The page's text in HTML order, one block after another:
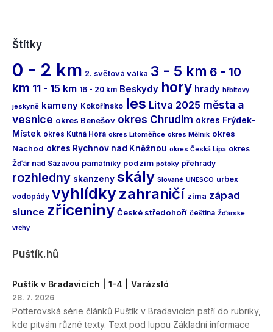
Štítky
0 - 2 km 2. světová válka 3 - 5 km 6 - 10
km 11 - 15 km 16 - 20 km Beskydy hory hrady hřbitovy
jeskyně kameny Kokořínsko les Litva 2025 města a
vesnice okres Benešov okres Chrudim okres Frýdek-
Místek okres Kutná Hora okres Litoměřice okres Mělník okres
Náchod okres Rychnov nad Kněžnou okres Česká Lípa okres
Žďár nad Sázavou památníky podzim potoky přehrady
rozhledny skanzeny skály Slované UNESCO urbex
vodopády vyhlídkyzahraničí zima západ
slunce zříceniny České středohoří čeština Žďárské
vrchy
Puštík.hů
Puštík v Bradavicích | 1-4 | Varázsló
28. 7. 2026
Potterovská série článků Puštík v Bradavicích patří do rubriky,
kde pitvám různé texty. Text pod lupou Základní informace